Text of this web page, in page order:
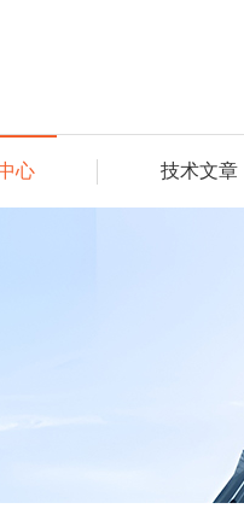
心 技术文章